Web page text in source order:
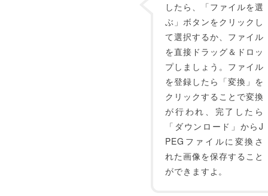
したら、「ファイルを選
ぶ」ボタンをクリックし
て選択するか、ファイル
を直接ドラッグ＆ドロッ
プしましょう。ファイル
を登録したら「変換」を
クリックすることで変換
が行われ、完了したら
「ダウンロード」からJ
PEGファイルに変換さ
れた画像を保存すること
ができますよ。